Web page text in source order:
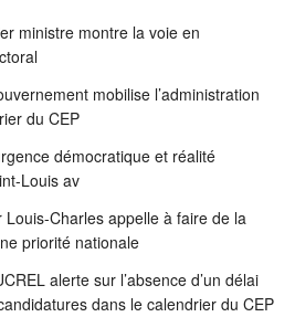
ministre montre la voie en
mobilise l’administration
du CEP
démocratique et réalité
Louis av
Charles appelle à faire de la
priorité nationale
alerte sur l’absence d’un délai
dans le calendrier du CEP